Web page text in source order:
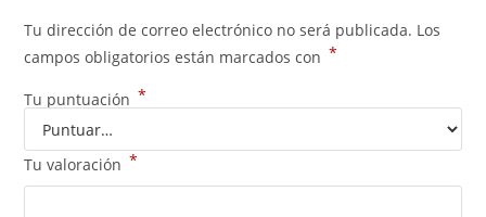
Tu dirección de correo electrónico no será publicada. Los
campos obligatorios están marcados con *
Tu puntuación *
Tu valoración *